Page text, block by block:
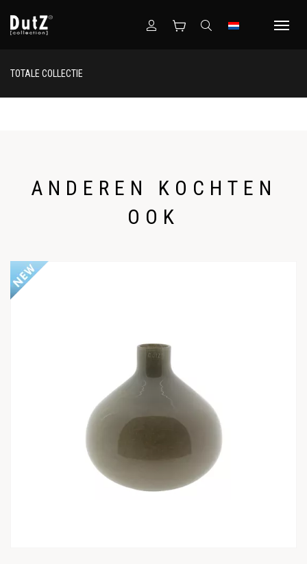
TOTALE COLLECTIE
ANDEREN KOCHTEN
OOK